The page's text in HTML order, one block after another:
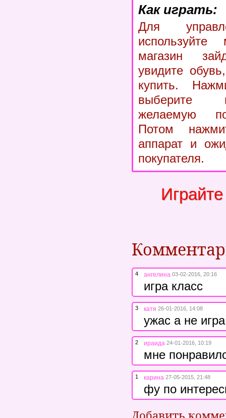
Как играть:
Для
магазин
увидите
купить.
выберите
желаемую
Потом
аппарат и
покупателя.
4 ангелина 03-02-2016, 20:16
игра класс
3 катя 26-01-2016, 14:08
ужас а не игра
2 ираида 24-01-2016, 10:19
мне
1 карина 27-05-2015, 21:48
фу по
Добавить